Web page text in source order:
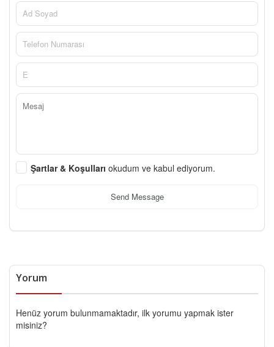
Şartlar & Koşulları okudum ve kabul ediyorum.
Send Message
Yorum
Henüz yorum bulunmamaktadır, ilk yorumu yapmak ister
misiniz?